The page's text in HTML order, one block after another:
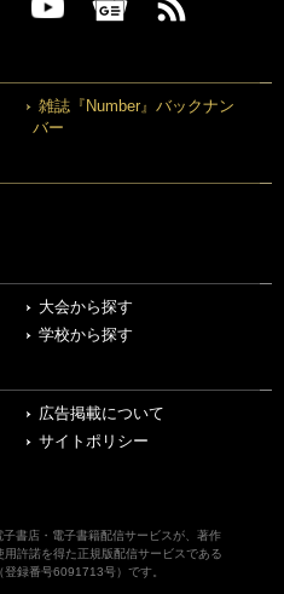
雑誌『Number』バックナン
バー
大会から探す
学校から探す
広告掲載について
サイトポリシー
書店・電子書籍配信サービスが、著作
用許諾を得た正規版配信サービスである
登録番号6091713号）です。